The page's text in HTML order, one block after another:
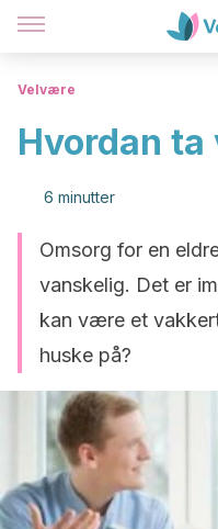
Velvære
Hvordan ta
6 minutter
Omsorg for en
vanskelig. Det er
kan være et
huske på?